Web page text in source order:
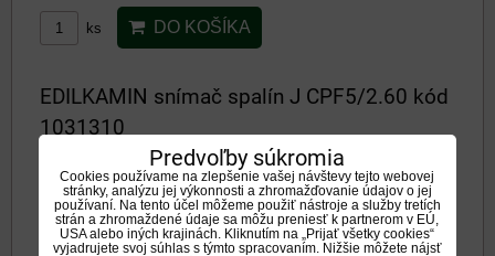
ks DO KOŠÍKA
EDILKAMIN snímač spalín J CPF5/2.60 kód
1031310
Predvoľby súkromia
Cookies používame na zlepšenie vašej návštevy tejto webovej
stránky, analýzu jej výkonnosti a zhromažďovanie údajov o jej
používaní. Na tento účel môžeme použiť nástroje a služby tretích
strán a zhromaždené údaje sa môžu preniesť k partnerom v EÚ,
USA alebo iných krajinách. Kliknutím na „Prijať všetky cookies“
vyjadrujete svoj súhlas s týmto spracovaním. Nižšie môžete nájsť